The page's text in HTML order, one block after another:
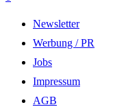
Newsletter
Werbung / PR
Jobs
Impressum
AGB